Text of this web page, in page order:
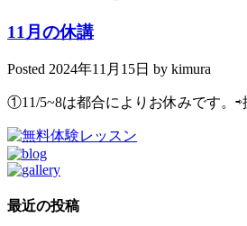
11月の休講
Posted 2024年11月15日 by kimura
①11/5~8は都合によりお休みです。
最近の投稿